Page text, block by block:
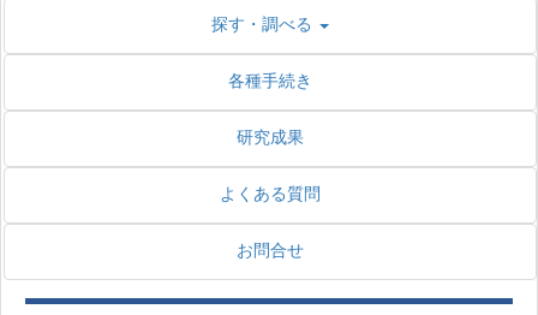
探す・調べる
各種手続き
研究成果
よくある質問
お問合せ